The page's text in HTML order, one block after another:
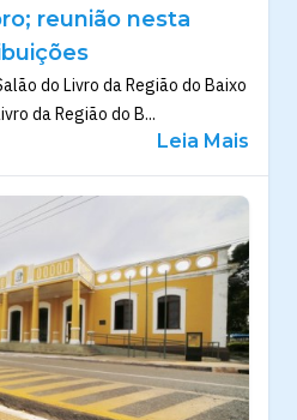
reunião nesta
do Livro da Região do Baixo
da Região do B...
Leia Mais